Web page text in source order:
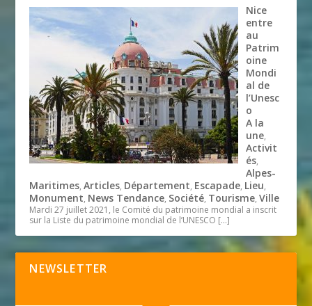
Nice
entre
au
Patrim
oine
Mondi
al de
l’Unesc
o
A la
une,
Activit
és,
Alpes-
Maritimes,Articles, Département, Escapade, Lieu,
Monument, News Tendance, Société, Tourisme,Ville
Mardi 27 juillet 2021, le Comité du patrimoine mondial a inscrit
sur la Liste du patrimoine mondial de l’UNESCO […]
NEWSLETTER